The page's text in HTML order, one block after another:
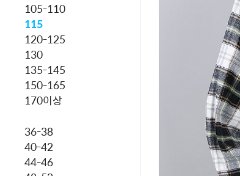
105-110
115
120-125
130
135-145
150-165
170이상
36-38
40-42
44-46